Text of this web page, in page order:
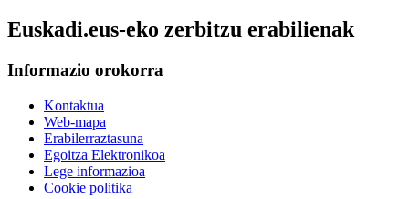
Euskadi.eus-eko zerbitzu erabilienak
Informazio orokorra
Kontaktua
Web-mapa
Erabilerraztasuna
Egoitza Elektronikoa
Lege informazioa
Cookie politika